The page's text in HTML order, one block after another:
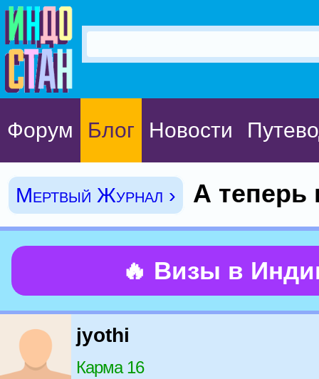
Форум Блог Новости
Мертвый Журнал › А теперь
🔥 Визы в
jyothi
Карма 16